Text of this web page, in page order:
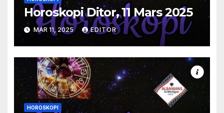
Horoskopi Ditor, 11 Mars 2025
MAR 11, 2025 EDITOR
HOROSKOPI